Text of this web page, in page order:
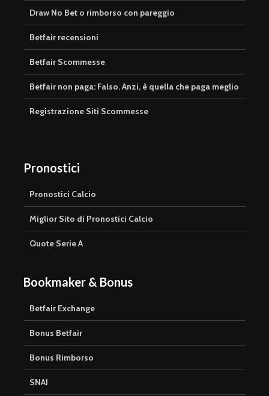
Draw No Bet o rimborso con pareggio
Betfair recensioni
Betfair Scommesse
Betfair non paga: Falso. Anzi, è quella che paga meglio
Registrazione Siti Scommesse
Pronostici
Pronostici Calcio
Miglior Sito di Pronostici Calcio
Quote Serie A
Bookmaker & Bonus
Betfair Exchange
Bonus Betfair
Bonus Rimborso
SNAI